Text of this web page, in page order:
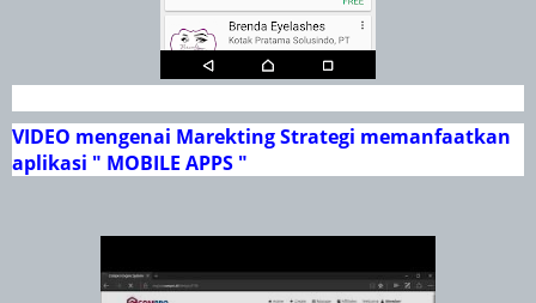
VIDEO mengenai Marekting Strategi memanfaatkan
aplikasi " MOBILE APPS "